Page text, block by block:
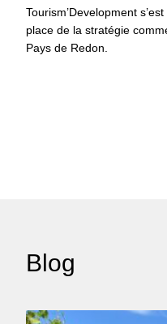
Tourism’Development
place de la stratégie
Pays de Redon.
Blog